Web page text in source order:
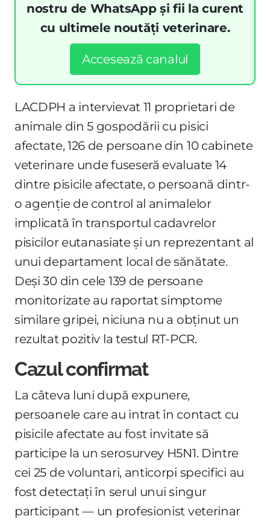
nostru de WhatsApp și fii la curent
cu ultimele noutăți veterinare.
Accesează canalul
LACDPH a intervievat 11 proprietari de
animale din 5 gospodării cu pisici
afectate, 126 de persoane din 10 cabinete
veterinare unde fuseseră evaluate 14
dintre pisicile afectate, o persoană dintr-
o agenție de control al animalelor
implicată în transportul cadavrelor
pisicilor eutanasiate și un reprezentant al
unui departament local de sănătate.
Deși 30 din cele 139 de persoane
monitorizate au raportat simptome
similare gripei, niciuna nu a obținut un
rezultat pozitiv la testul RT-PCR.
Cazul confirmat
La câteva luni după expunere,
persoanele care au intrat în contact cu
pisicile afectate au fost invitate să
participe la un serosurvey H5N1. Dintre
cei 25 de voluntari, anticorpi specifici au
fost detectați în serul unui singur
participant — un profesionist veterinar